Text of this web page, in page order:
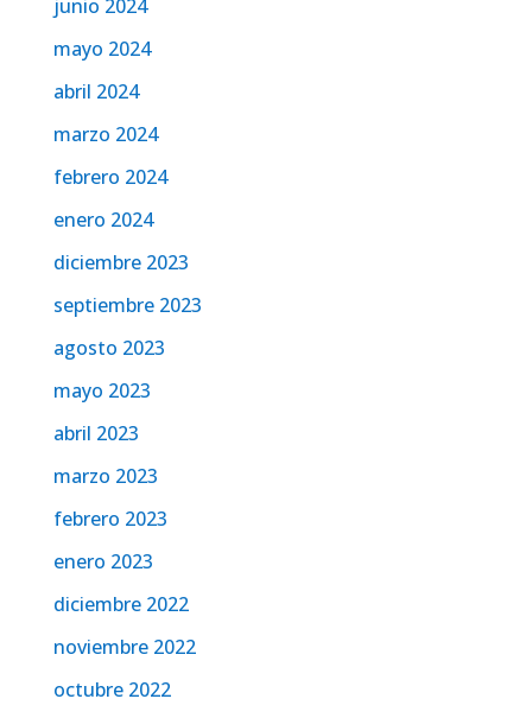
junio 2024
mayo 2024
abril 2024
marzo 2024
febrero 2024
enero 2024
diciembre 2023
septiembre 2023
agosto 2023
mayo 2023
abril 2023
marzo 2023
febrero 2023
enero 2023
diciembre 2022
noviembre 2022
octubre 2022